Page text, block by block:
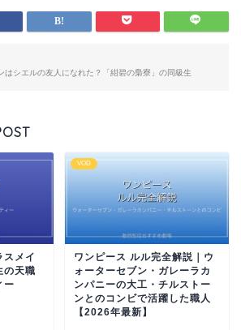
はシエルの友人になれた？「紺碧の梟寮」の同級生
スメイ
の天職
ー
VOD
ワンピース ルル完全解説｜ウ
ォーターセブン・ガレーラカ
ンパニーの大工・チルストー
ンとのコンビで活躍した職人
【2026年最新】